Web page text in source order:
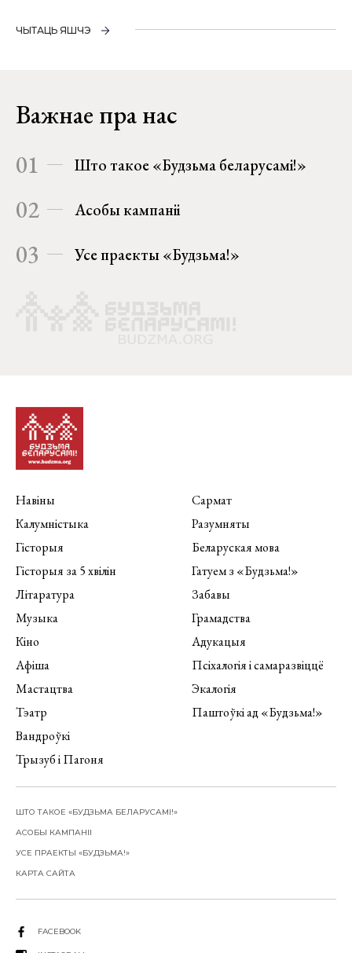
ЧЫТАЦЬ ЯШЧЭ
Важнае пра нас
01 Што такое «Будзьма беларусамі!»
02 Асобы кампаніі
03 Усе праекты «Будзьма!»
Навіны
Калумністыка
Гісторыя
Гісторыя за 5 хвілін
Літаратура
Музыка
Кіно
Афіша
Мастацтва
Тэатр
Вандроўкі
Трызуб і Пагоня
Сармат
Разумняты
Беларуская мова
Гатуем з «Будзьма!»
Забавы
Грамадства
Адукацыя
Псіхалогія і самаразвіццё
Экалогія
Паштоўкі ад «Будзьма!»
ШТО ТАКОЕ «БУДЗЬМА БЕЛАРУСАМІ!»
АСОБЫ КАМПАНІІ
УСЕ ПРАЕКТЫ «БУДЗЬМА!»
КАРТА САЙТА
FACEBOOK